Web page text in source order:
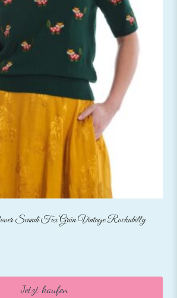
Scandi Fox Grün Vintage Rockabilly
Jetzt kaufen